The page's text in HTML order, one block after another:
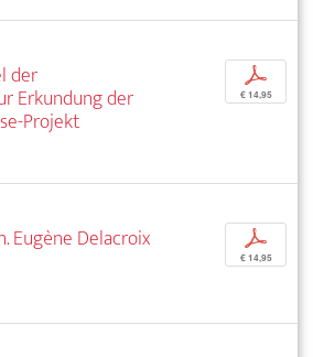
der
Erkundung der
Projekt
p
€ 14,95
Eugène Delacroix
p
€ 14,95